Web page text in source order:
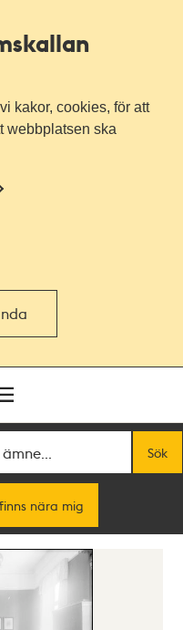
kakor, cookies, för att
webbplatsen ska
Sök
nära mig